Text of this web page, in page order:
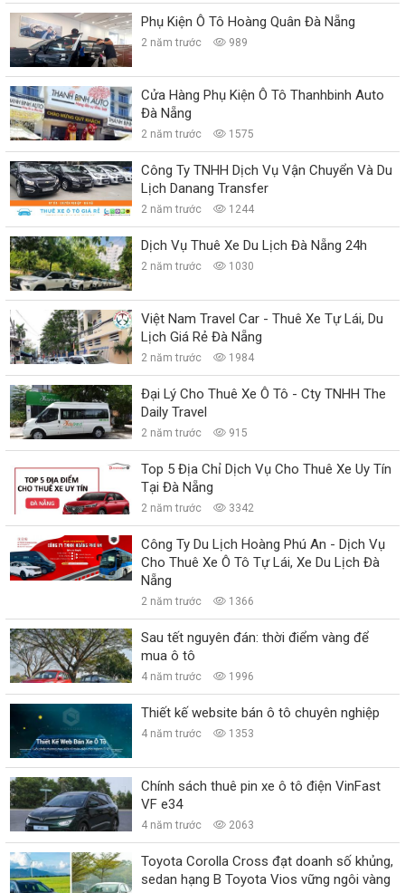
Phụ Kiện Ô Tô Hoàng Quân Đà Nẵng
2 năm trước 989
Cửa Hàng Phụ Kiện Ô Tô Thanhbinh Auto
Đà Nẵng
2 năm trước 1575
Công Ty TNHH Dịch Vụ Vận Chuyển Và Du
Lịch Danang Transfer
2 năm trước 1244
Dịch Vụ Thuê Xe Du Lịch Đà Nẵng 24h
2 năm trước 1030
Việt Nam Travel Car - Thuê Xe Tự Lái, Du
Lịch Giá Rẻ Đà Nẵng
2 năm trước 1984
Đại Lý Cho Thuê Xe Ô Tô - Cty TNHH The
Daily Travel
2 năm trước 915
Top 5 Địa Chỉ Dịch Vụ Cho Thuê Xe Uy Tín
Tại Đà Nẵng
2 năm trước 3342
Công Ty Du Lịch Hoàng Phú An - Dịch Vụ
Cho Thuê Xe Ô Tô Tự Lái, Xe Du Lịch Đà
Nẵng
2 năm trước 1366
Sau tết nguyên đán: thời điểm vàng để
mua ô tô
4 năm trước 1996
Thiết kế website bán ô tô chuyên nghiệp
4 năm trước 1353
Chính sách thuê pin xe ô tô điện VinFast
VF e34
4 năm trước 2063
Toyota Corolla Cross đạt doanh số khủng,
sedan hạng B Toyota Vios vững ngôi vàng